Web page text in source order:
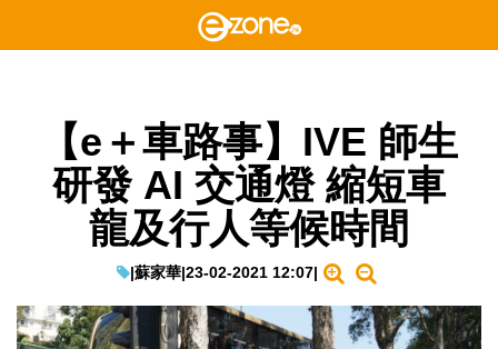
【e＋車路事】IVE 師生
研發 AI 交通燈 縮短車
龍及行人等候時間
|蘇家華|23-02-2021 12:07|